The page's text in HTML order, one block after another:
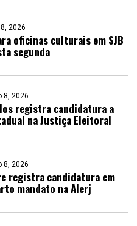
2026
oficinas culturais em SJB
segunda
8, 2026
registra candidatura a
na Justiça Eleitoral
8, 2026
registra candidatura em
mandato na Alerj